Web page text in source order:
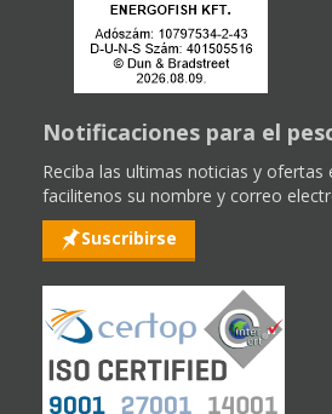
Notificaciones para el
Reciba las ultimas noticias y ofertas
facilitenos su nombre y correo
Suscribirse